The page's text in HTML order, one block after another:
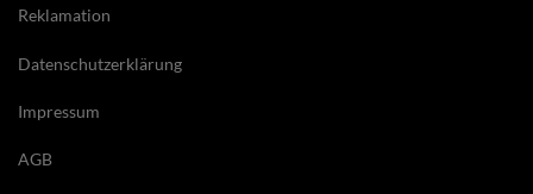
Reklamation
Datenschutzerklärung
Impressum
AGB